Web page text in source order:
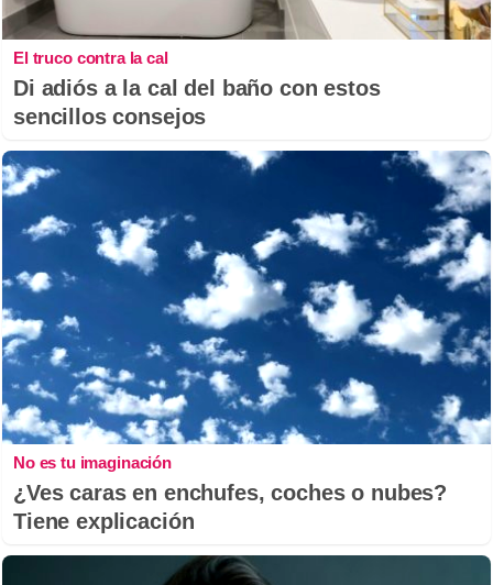
El truco contra la cal
Di adiós a la cal del baño con estos
sencillos consejos
No es tu imaginación
¿Ves caras en enchufes, coches o nubes?
Tiene explicación